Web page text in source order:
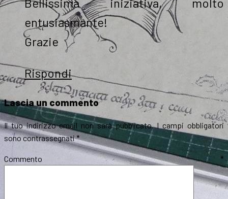
entusiasmante!
Grazie
Rispondi
Lascia un commento
Il tuo indirizzo email non sarà pubblicato. I campi obbligatori
sono contrassegnati*
Commento *